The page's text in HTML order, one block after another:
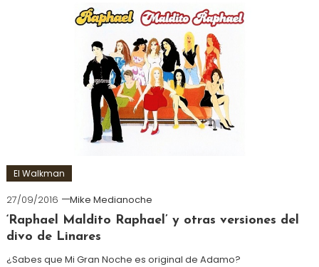
El Walkman
27/09/2016
Mike Medianoche
‘Raphael Maldito Raphael’ y otras versiones del
divo de Linares
¿Sabes que Mi Gran Noche es original de Adamo?